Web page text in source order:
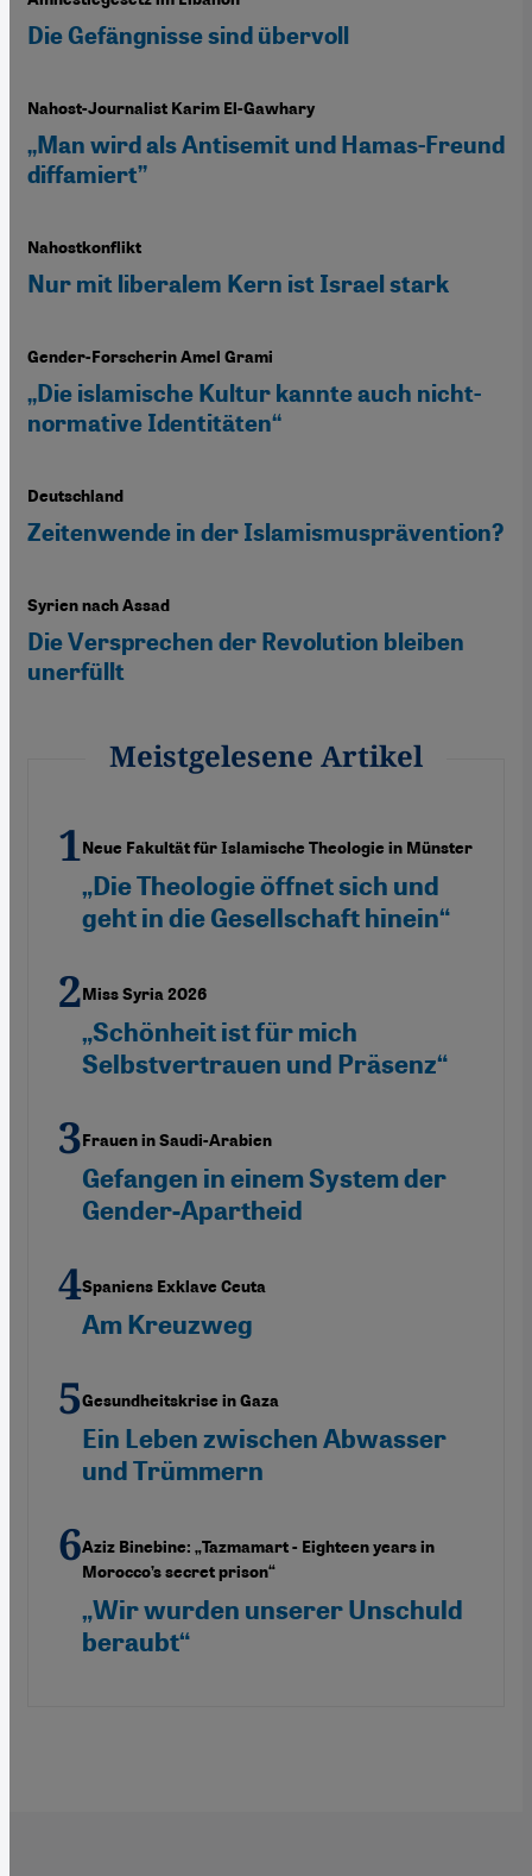
Die Gefängnisse sind übervoll
Nahost-Journalist Karim El-Gawhary
„Man wird als Antisemit und Hamas-Freund
diffamiert”
Nahostkonflikt
Nur mit liberalem Kern ist Israel stark
Gender-Forscherin Amel Grami
„Die islamische Kultur kannte auch nicht-
normative Identitäten“
Deutschland
Zeitenwende in der Islamismusprävention?
Syrien nach Assad
Die Versprechen der Revolution bleiben
unerfüllt
Meistgelesene Artikel
Neue Fakultät für Islamische Theologie in Münster
„Die Theologie öffnet sich und
geht in die Gesellschaft hinein“
Miss Syria 2026
„Schönheit ist für mich
Selbstvertrauen und Präsenz“
Frauen in Saudi-Arabien
Gefangen in einem System der
Gender-Apartheid
Spaniens Exklave Ceuta
Am Kreuzweg
Gesundheitskrise in Gaza
Ein Leben zwischen Abwasser
und Trümmern
Aziz Binebine: „Tazmamart - Eighteen years in
Morocco’s secret prison“
„Wir wurden unserer Unschuld
beraubt“